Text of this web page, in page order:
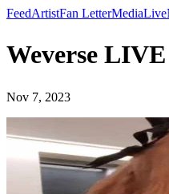
FeedArtistFan LetterMediaLive
Weverse
Nov 7, 2023